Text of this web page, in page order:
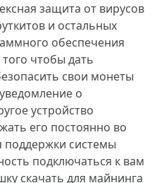
защита от вирусов
и остальных
обеспечения
чтобы дать
свои монеты
о
устройство
его постоянно во
поддержки системы
подключаться к вам
скачать для майнинга